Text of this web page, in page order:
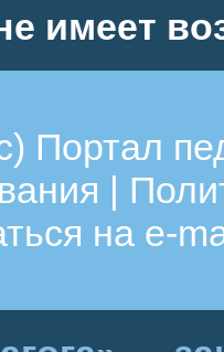
имеет
Портал
|
на e-